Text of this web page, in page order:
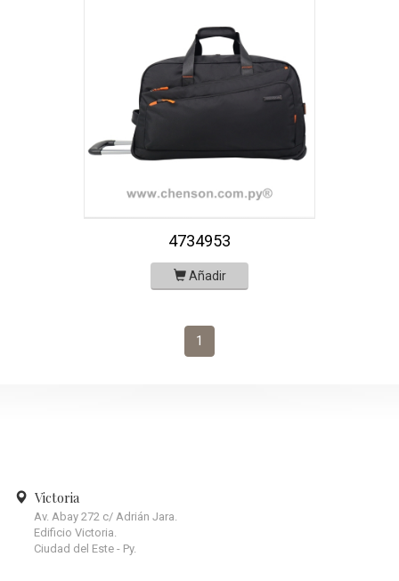
4734953
Añadir
1
Victoria
Av. Abay 272 c/ Adrián Jara.
Edificio Victoria.
Ciudad del Este - Py.